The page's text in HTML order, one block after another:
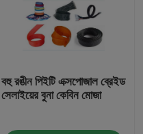
বহু রঙীন পিইটি এক্সপোজাল ব্রেইড
সেলাইয়ের বুনা কেবিন মোজা